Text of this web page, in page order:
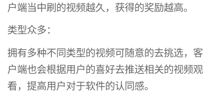
户端当中刷的视频越久，获得的奖励越高。
类型众多：
拥有多种不同类型的视频可随意的去挑选，客
户端也会根据用户的喜好去推送相关的视频观
看，提高用户对于软件的认同感。